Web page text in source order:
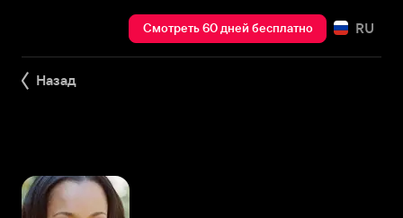
Смотреть 60 дней бесплатно RU
Назад